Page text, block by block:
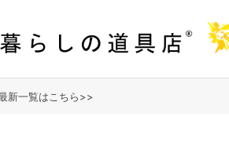
新一覧はこちら>>